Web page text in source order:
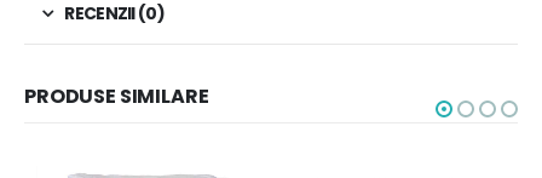
RECENZII (0)
PRODUSE SIMILARE